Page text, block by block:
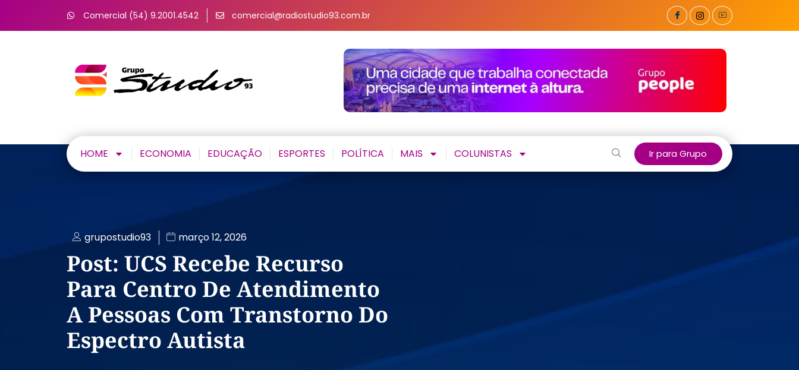
Comercial (54) 9.2001.4542 comercial@radiostudio93.com.br
HOME ECONOMIA EDUCAÇÃO ESPORTES POLÍTICA MAIS COLUNISTAS Ir para Grupo
grupostudio93 março 12, 2026
Post: UCS Recebe Recurso
Para Centro De Atendimento
A Pessoas Com Transtorno Do
Espectro Autista